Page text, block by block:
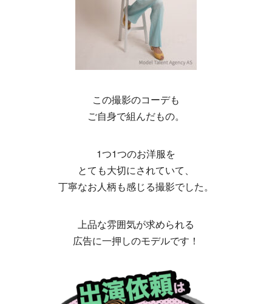
この撮影のコーデも
ご自身で組んだもの。
1つ1つのお洋服を
とても大切にされていて、
丁寧なお人柄も感じる撮影でした。
上品な雰囲気が求められる
広告に一押しのモデルです！